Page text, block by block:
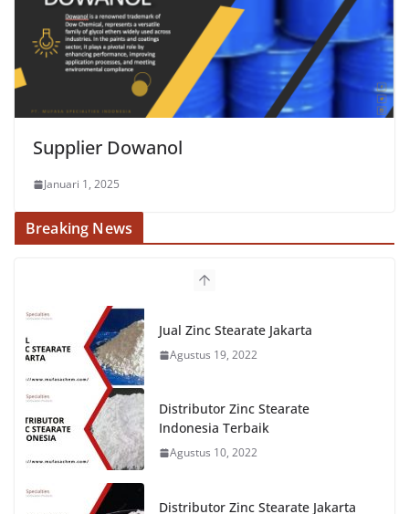
Supplier Dowanol
Januari 1, 2025
Breaking News
Jual Zinc Stearate Jakarta
Agustus 19, 2022
Distributor Zinc Stearate
Indonesia Terbaik
Agustus 10, 2022
Distributor Zinc Stearate Jakarta